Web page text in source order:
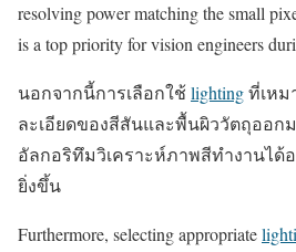
resolving power matching the small
is a top priority for vision engineers
นอกจากนี้การเลือกใช้lightingที่เหม
ละเอียดของสีสันและพื้นผิววัตถุออก
อัลกอริทึมวิเคราะห์ภาพสีทำงานได้
ยิ่งขึ้น
Furthermore, selecting appropriate